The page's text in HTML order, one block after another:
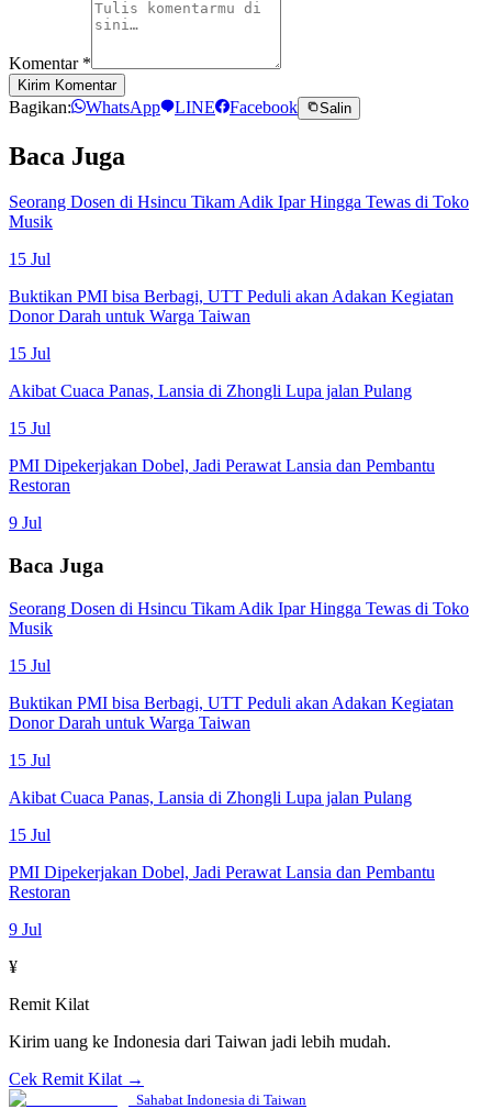
Komentar *
Kirim Komentar
Bagikan: WhatsApp LINE Facebook Salin
Baca Juga
Seorang Dosen di Hsincu Tikam Adik Ipar Hingga Tewas di Toko
Musik
15 Jul
Buktikan PMI bisa Berbagi, UTT Peduli akan Adakan Kegiatan
Donor Darah untuk Warga Taiwan
15 Jul
Akibat Cuaca Panas, Lansia di Zhongli Lupa jalan Pulang
15 Jul
PMI Dipekerjakan Dobel, Jadi Perawat Lansia dan Pembantu
Restoran
9 Jul
Baca Juga
Seorang Dosen di Hsincu Tikam Adik Ipar Hingga Tewas di Toko
Musik
15 Jul
Buktikan PMI bisa Berbagi, UTT Peduli akan Adakan Kegiatan
Donor Darah untuk Warga Taiwan
15 Jul
Akibat Cuaca Panas, Lansia di Zhongli Lupa jalan Pulang
15 Jul
PMI Dipekerjakan Dobel, Jadi Perawat Lansia dan Pembantu
Restoran
9 Jul
¥
Remit Kilat
Kirim uang ke Indonesia dari Taiwan jadi lebih mudah.
Cek Remit Kilat →
Sahabat Indonesia di Taiwan